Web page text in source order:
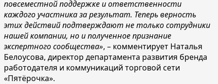
повсеместной поддержке и ответственности
каждого участника за результат. Теперь верность
этих действий подтверждают не только сотрудники
нашей компании, но и полученное признание
экспертного сообщества», – комментирует Наталья
Белоусова, директор департамента развития бренда
работодателя и коммуникаций торговой сети
«Пятёрочка».